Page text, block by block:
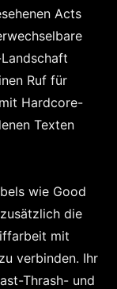
Acts
Ruf für
Hardcore-
Texten
wie Good
die
mit
verbinden. Ihr
Thrash- und